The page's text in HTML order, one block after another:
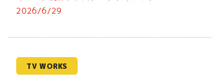
2026/6/29
TV WORKS